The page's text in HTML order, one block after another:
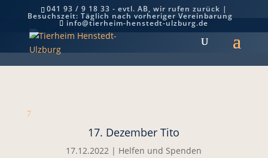
041 93 / 9 18 33 - evtl. AB, wir rufen zurück |
Besuchszeit: Täglich nach vorheriger Vereinbarung
info@tierheim-henstedt-ulzburg.de
17. Dezember Tito
7
17. Dezember Tito
17.12.2022 | Helfen und Spenden